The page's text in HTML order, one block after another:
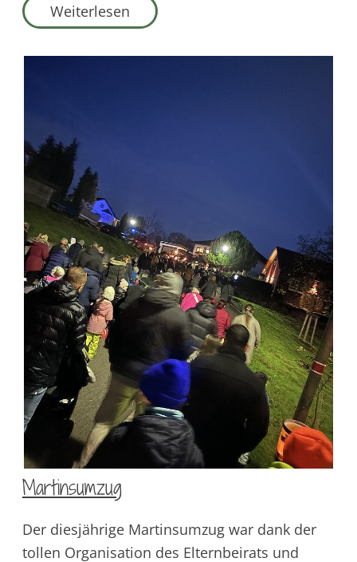
Weiterlesen
Martinsumzug
Der diesjährige Martinsumzug war dank der
tollen Organisation des Elternbeirats und